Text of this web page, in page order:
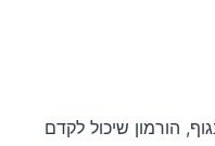
הורמון שיכול לקדם